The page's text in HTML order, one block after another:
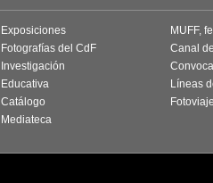
Exposiciones
Fotografías del CdF
Investigación
Educativa
Catálogo
Mediateca
MUFF,
Canal
Líneas